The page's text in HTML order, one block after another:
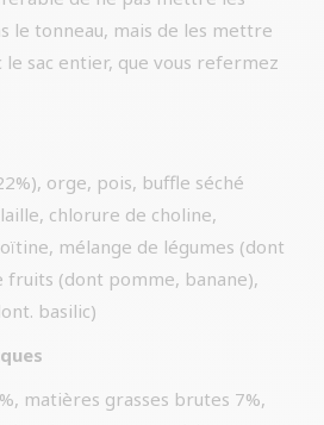
le tonneau, mais de les mettre
le sac entier, que vous refermez
orge, pois, buffle séché
chlorure de choline,
mélange de légumes (dont
fruits (dont pomme, banane),
basilic)
matières grasses brutes 7%,